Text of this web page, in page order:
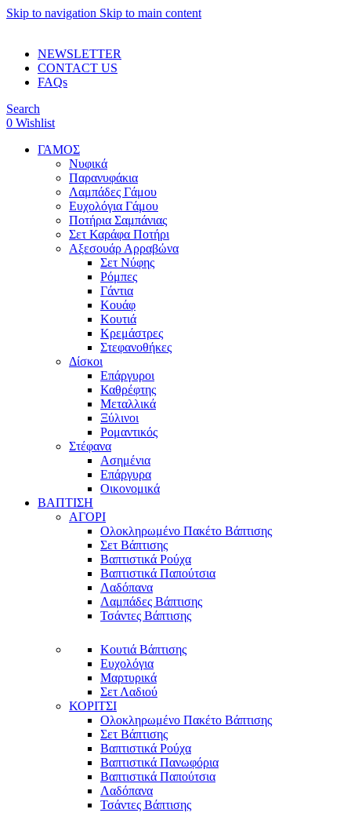
Skip to navigation Skip to main content
NEWSLETTER
CONTACT US
FAQs
Search
0 Wishlist
ΓΑΜΟΣ
Νυφικά
Παρανυφάκια
Λαμπάδες Γάμου
Ευχολόγια Γάμου
Ποτήρια Σαμπάνιας
Σετ Καράφα Ποτήρι
Αξεσουάρ Αρραβώνα
Σετ Νύφης
Ρόμπες
Γάντια
Κουάφ
Κουτιά
Κρεμάστρες
Στεφανοθήκες
Δίσκοι
Επάργυροι
Καθρέφτης
Μεταλλικά
Ξύλινοι
Ρομαντικός
Στέφανα
Ασημένια
Επάργυρα
Οικονομικά
ΒΑΠΤΙΣΗ
ΑΓΟΡΙ
Ολοκληρωμένο Πακέτο Βάπτισης
Σετ Βάπτισης
Βαπτιστικά Ρούχα
Βαπτιστικά Παπούτσια
Λαδόπανα
Λαμπάδες Βάπτισης
Τσάντες Βάπτισης
Κουτιά Βάπτισης
Ευχολόγια
Μαρτυρικά
Σετ Λαδιού
ΚΟΡΙΤΣΙ
Ολοκληρωμένο Πακέτο Βάπτισης
Σετ Βάπτισης
Βαπτιστικά Ρούχα
Βαπτιστικά Πανωφόρια
Βαπτιστικά Παπούτσια
Λαδόπανα
Τσάντες Βάπτισης